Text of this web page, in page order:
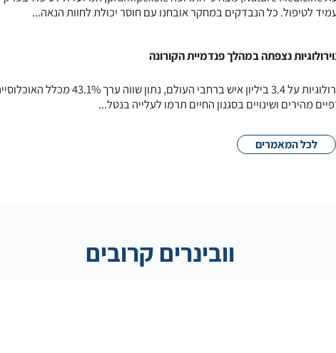
לטיפול. כל הנבדקים במחקר אובחנו עם חוסר יכולת לחוות הנאה...
נצפתה במהלך פנדמיית הקורונה
בשנת 2021 השפיעו מחלות נוירולוגיות על 3.4 ביליון איש ברחבי העולם, נתון שווה ערך 43.1% מכלל
מהירים ושינויים בסגנון החיים תרמו לעלייה בנטל...
לכל המאמרים
וובינרים קרובים